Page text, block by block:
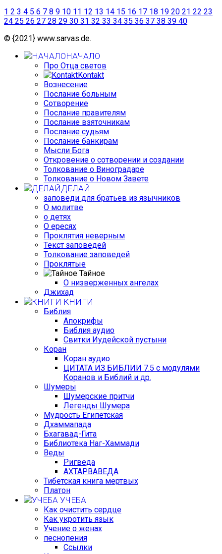
1 2 3 4 5 6 7 8 9 10 11 12 13 14 15 16 17 18 19 20 21 22 23
24 25 26 27 28 29 30 31 32 33 34 35 36 37 38 39 40
© {2021} www.sarvas.de.
НАЧАЛО
Про Отца светов
Kontakt
Вознесение
Послание больным
Сотворение
Послание правителям
Послание взяточникам
Послание судьям
Послание банкирам
Мысли Бога
Откровение о сотворении и создании
Толкование о Виноградаре
Толкование о Новом Завете
ДЕЛАЙ
заповеди для братьев из язычников
О молитве
о детях
О ересях
Проклятия неверным
Текст заповедей
Толкование заповедей
Проклятые
Тайное
О низверженных ангелах
Джихад
КНИГИ
Библия
Апокрифы
Библия аудио
Свитки Иудейской пустыни
Коран
Коран аудио
ЦИТАТА ИЗ БИБЛИИ 7.5 с модулями
Коранов и Библий и др.
Шумеры
Шумерские притчи
Легенды Шумера
Мудрость Египетская
Дхаммапада
Бхагавад-Гита
Библиотека Наг-Хаммади
Веды
Ригведа
АХТАРВАВЕДА
Тибетская книга мертвых
Платон
УЧЕБА
Как очистить сердце
Как укротить язык
Учение о женах
песнопения
Ссылки